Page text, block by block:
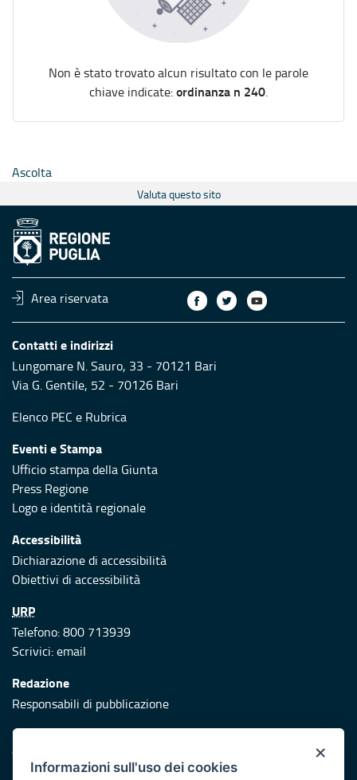
Non è stato trovato alcun risultato con le parole
chiave indicate:ordinanza n 240.
Ascolta
Valuta questo sito
Area riservata
Contatti e indirizzi
Lungomare N. Sauro, 33 - 70121 Bari
Via G. Gentile, 52 - 70126 Bari
Elenco PEC e Rubrica
Eventi e Stampa
Ufficio stampa della Giunta
Press Regione
Logo e identità regionale
Accessibilità
Dichiarazione di accessibilità
Obiettivi di accessibilità
URP
Telefono: 800 713939
Scrivici:email
Redazione
Responsabili di pubblicazione
Protezione civile
Vai al sito di Protezione Civile Puglia
×
Informazioni sull'uso dei cookies